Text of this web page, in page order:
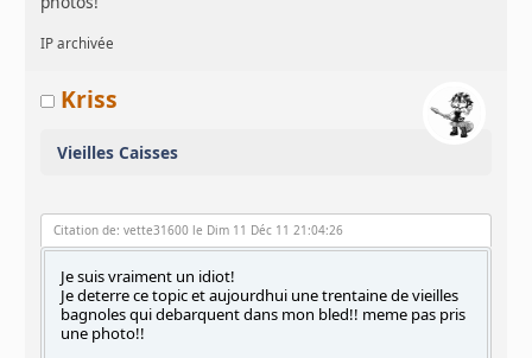
IP archivée
Kriss
Vieilles Caisses
Citation de: vette31600 le Dim 11 Déc 11 21:04:26
Je suis vraiment un idiot!
Je deterre ce topic et aujourdhui une trentaine de vieilles
bagnoles qui debarquent dans mon bled!! meme pas pris
une photo!!